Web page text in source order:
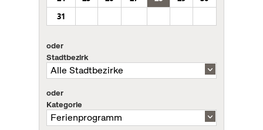
31
oder
Stadtbezirk
oder
Kategorie